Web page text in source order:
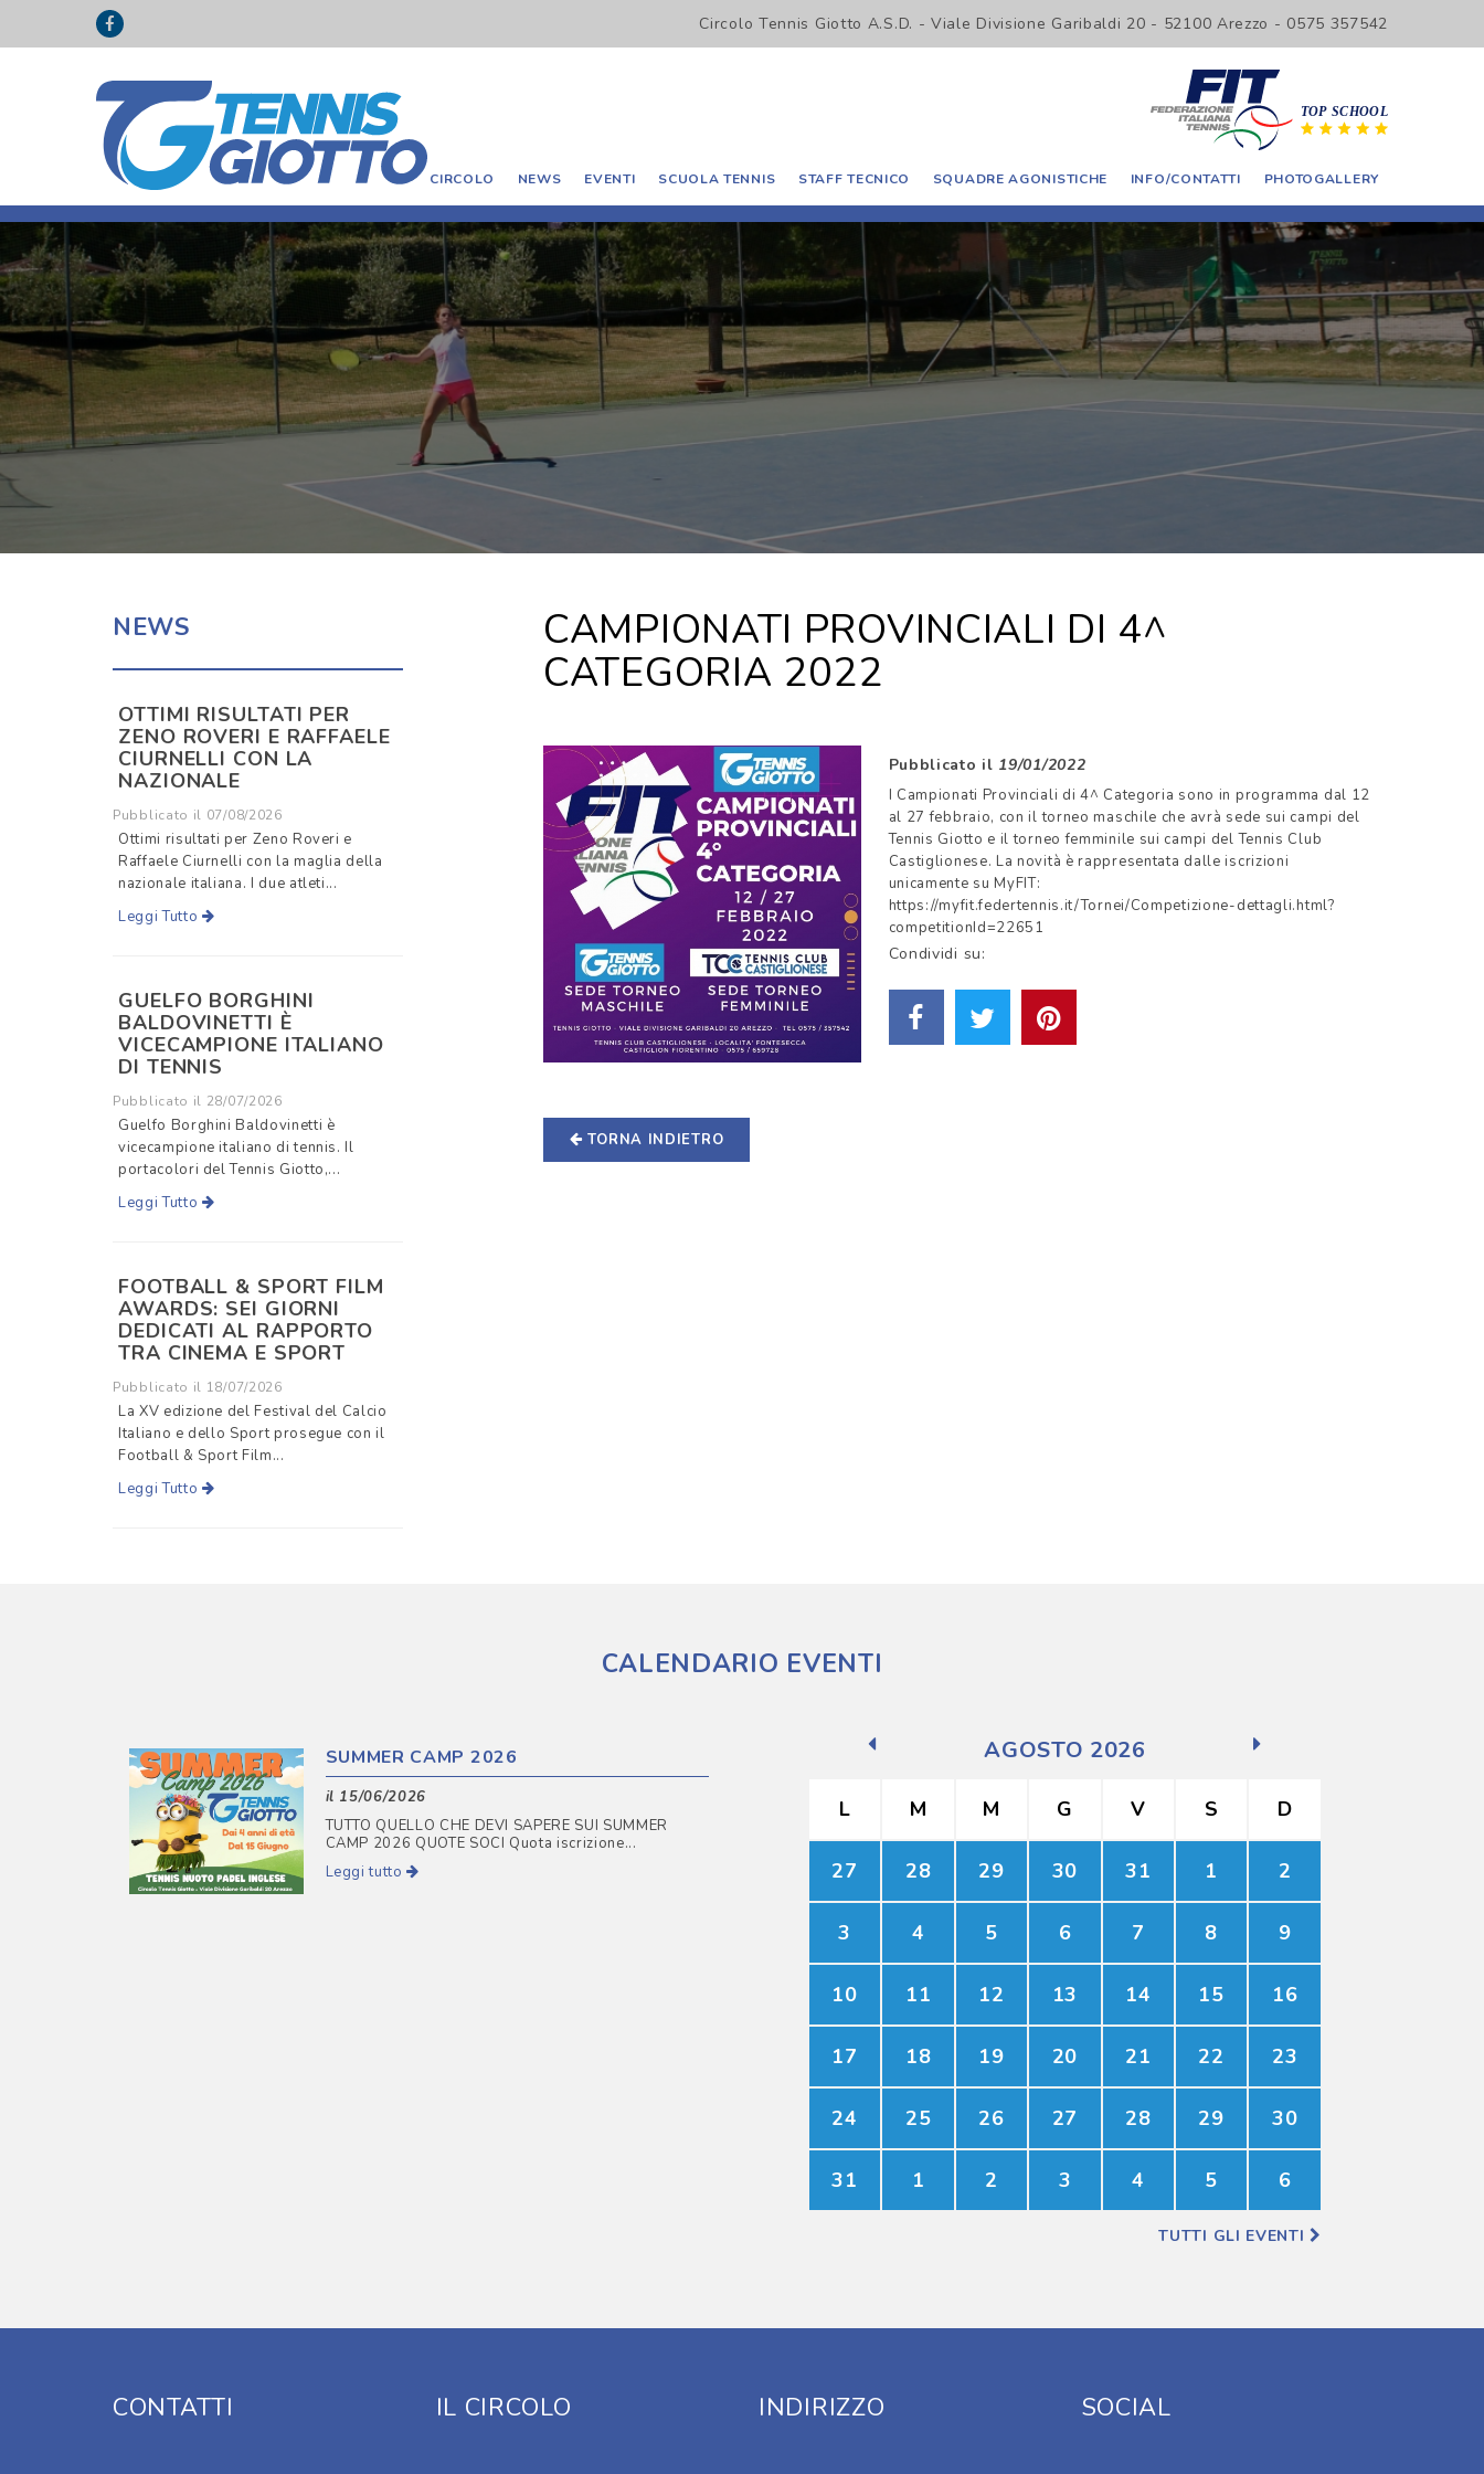
Circolo Tennis Giotto A.S.D. - Viale Divisione Garibaldi 20 - 52100 Arezzo - 0575 357542
CIRCOLO NEWS EVENTI SCUOLA TENNIS STAFF TECNICO SQUADRE AGONISTICHE INFO/CONTATTI PHOTOGALLERY
CAMPIONATI PROVINCIALI DI 4^
CATEGORIA 2022
Pubblicato il 19/01/2022
I Campionati Provinciali di 4^ Categoria sono in programma dal 12
al 27 febbraio, con il torneo maschile che avrà sede sui campi del
Tennis Giotto e il torneo femminile sui campi del Tennis Club
Castiglionese. La novità è rappresentata dalle iscrizioni
unicamente su MyFIT:
https://myfit.federtennis.it/Tornei/Competizione-dettagli.html?
competitionId=22651
Condividi su:
TORNA INDIETRO
NEWS
OTTIMI RISULTATI PER
ZENO ROVERI E RAFFAELE
CIURNELLI CON LA
NAZIONALE
Pubblicato il 07/08/2026
Ottimi risultati per Zeno Roveri e
Raffaele Ciurnelli con la maglia della
nazionale italiana. I due atleti...
Leggi Tutto
GUELFO BORGHINI
BALDOVINETTI È
VICECAMPIONE ITALIANO
DI TENNIS
Pubblicato il 28/07/2026
Guelfo Borghini Baldovinetti è
vicecampione italiano di tennis. Il
portacolori del Tennis Giotto,...
Leggi Tutto
FOOTBALL & SPORT FILM
AWARDS: SEI GIORNI
DEDICATI AL RAPPORTO
TRA CINEMA E SPORT
Pubblicato il 18/07/2026
La XV edizione del Festival del Calcio
Italiano e dello Sport prosegue con il
Football & Sport Film...
Leggi Tutto
CALENDARIO EVENTI
SUMMER CAMP 2026
il 15/06/2026
TUTTO QUELLO CHE DEVI SAPERE SUI SUMMER
CAMP 2026 QUOTE SOCI Quota iscrizione...
Leggi tutto
AGOSTO 2026
L M M G V S D
27 28 29 30 31 1 2
3 4 5 6 7 8 9
10 11 12 13 14 15 16
17 18 19 20 21 22 23
24 25 26 27 28 29 30
31 1 2 3 4 5 6
TUTTI GLI EVENTI
CONTATTI IL CIRCOLO INDIRIZZO SOCIAL